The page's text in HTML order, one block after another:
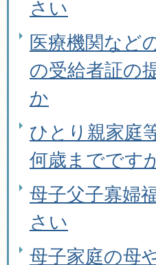
さい
医療機関など
の受給者証の
か
ひとり親家庭
何歳までです
母子父子寡婦
さい
母子家庭の母